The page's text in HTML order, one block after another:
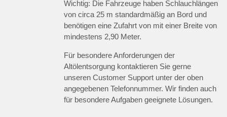
Wichtig: Die Fahrzeuge haben Schlauchlängen
von circa 25 m standardmäßig an Bord und
benötigen eine Zufahrt von mit einer Breite von
mindestens 2,90 Meter.
Für besondere Anforderungen der
Altölentsorgung kontaktieren Sie gerne
unseren Customer Support unter der oben
angegebenen Telefonnummer. Wir finden auch
für besondere Aufgaben geeignete Lösungen.